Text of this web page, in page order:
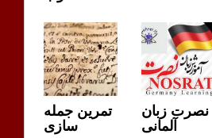
تمرین جمله
سازی
نصرت زبان
آلمانی